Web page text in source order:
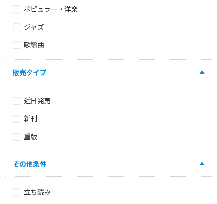
ポピュラー・洋楽
ジャズ
歌謡曲
販売タイプ
近日発売
新刊
重版
その他条件
立ち読み